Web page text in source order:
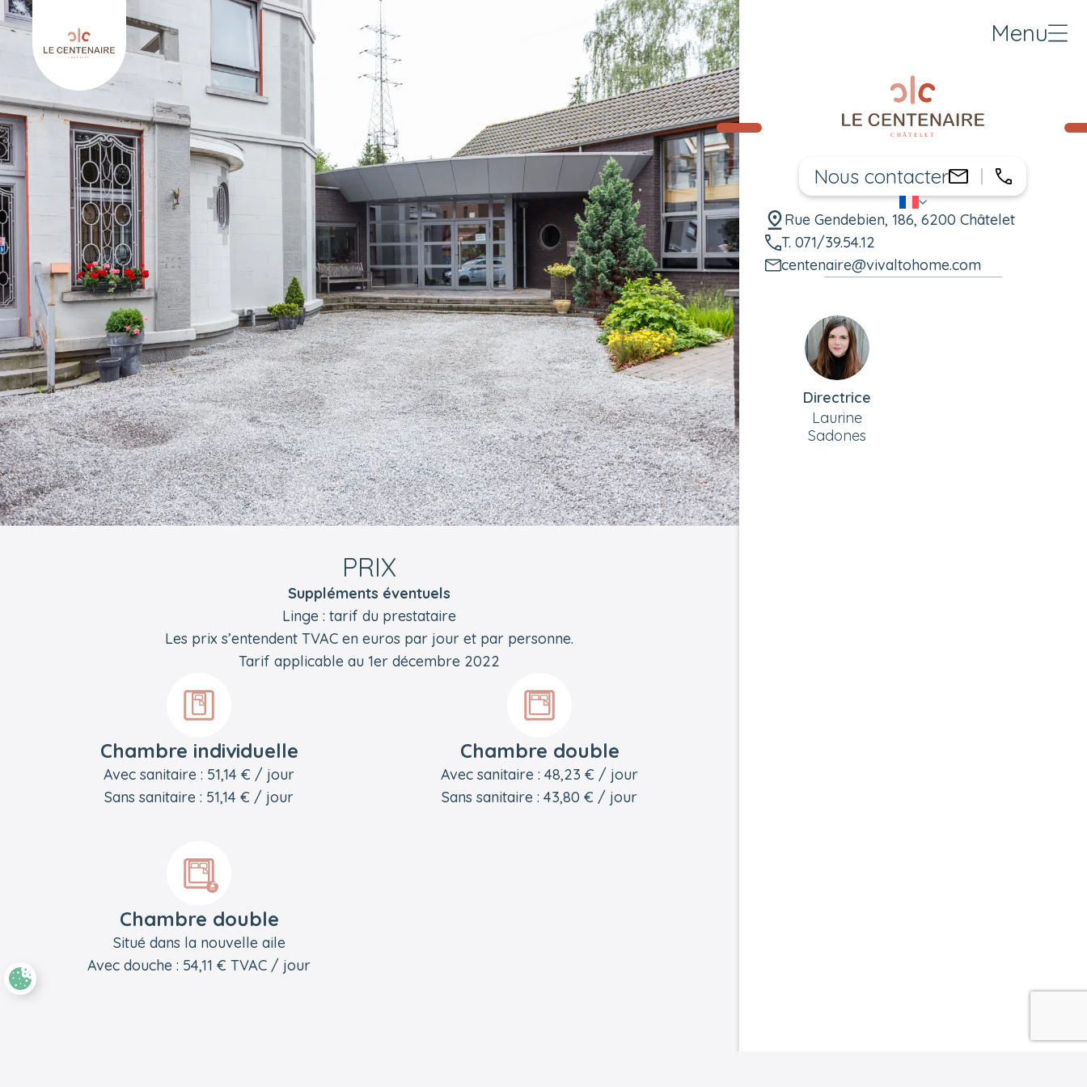
Retourner à l'accueil de Le Centenaire
Menu
PRIX
Suppléments éventuels
Linge : tarif du prestataire
Les prix s’entendent TVAC en euros par jour et par personne.
Tarif applicable au 1er décembre 2022
Chambre individuelle
Avec sanitaire : 51,14 € / jour
Sans sanitaire : 51,14 € / jour
Chambre double
Avec sanitaire : 48,23 € / jour
Sans sanitaire : 43,80 € / jour
Chambre double
Situé dans la nouvelle aile
Avec douche : 54,11 € TVAC / jour
Nous contacter
071/
FR Changer de langue
Rue Gendebien, 186, 6200 Châtelet
T. 071/39.54.12
centenaire@vivaltohome.com
Directrice
Laurine
Sadones